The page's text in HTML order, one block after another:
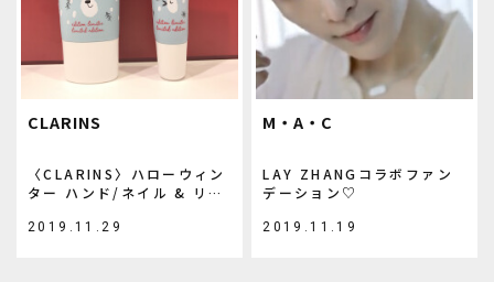
CLARINS
〈CLARINS〉ハローウィン
ター ハンド/ネイル & リッ
定発売中
2019.11.29
M・A・C
LAY ZHANGコラボファン
デーション♡
2019.11.19